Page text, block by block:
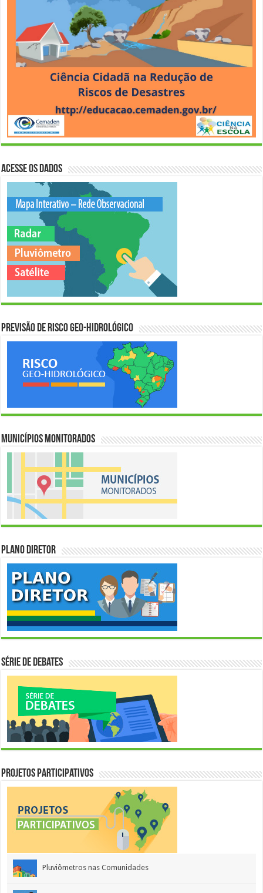
Acesse os Dados
Previsão de Risco Geo-Hidrológico
Municípios Monitorados
Plano Diretor
Série de Debates
Projetos Participativos
Pluviômetros nas Comunidades